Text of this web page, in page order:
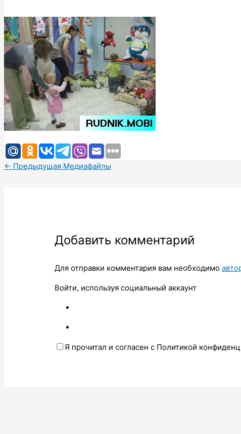
← Предыдущая Медиафайлы
Добавить комментарий
Для отправки комментария вам необходимо
Войти, используя социальный аккаунт
Я прочитал и согласен с Политикой